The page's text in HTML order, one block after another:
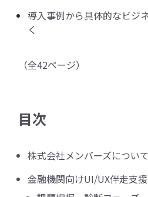
導入事例から具体的なビジ
く
（全42ページ）
目次
株式会社メンバーズについて
金融機関向けUI/UX伴走支